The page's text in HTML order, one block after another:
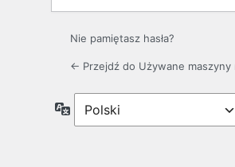
Nie pamiętasz hasła?
← Przejdź do Używane maszyny
Język